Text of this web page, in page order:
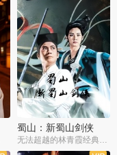
蜀山：新蜀山剑侠
无法超越的林青霞经典角色